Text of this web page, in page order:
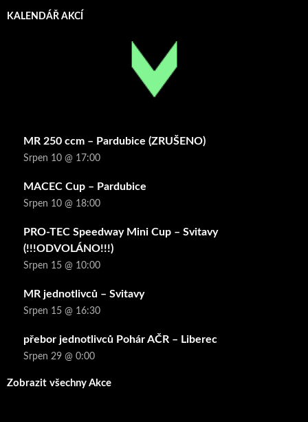
KALENDÁŘ AKCÍ
MR 250 ccm – Pardubice (ZRUŠENO)
Srpen 10 @ 17:00
MACEC Cup – Pardubice
Srpen 10 @ 18:00
PRO-TEC Speedway Mini Cup – Svitavy
(!!!ODVOLÁNO!!!)
Srpen 15 @ 10:00
MR jednotlivců – Svitavy
Srpen 15 @ 16:30
přebor jednotlivců Pohár AČR – Liberec
Srpen 29 @ 0:00
Zobrazit všechny Akce